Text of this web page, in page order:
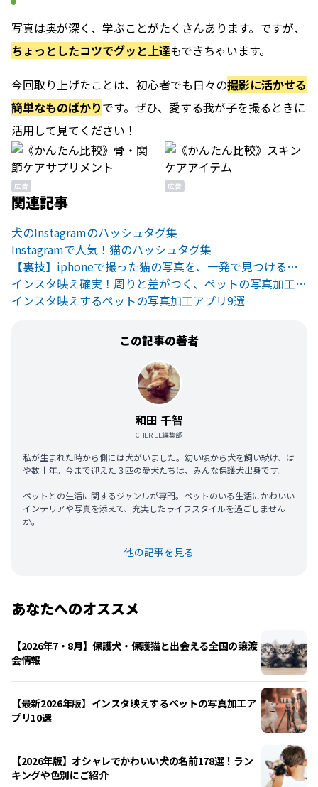
写真は奥が深く、学ぶことがたくさんあります。ですが、
ちょっとしたコツでグッと上達もできちゃいます。
今回取り上げたことは、初心者でも日々の撮影に活かせる
簡単なものばかりです。ぜひ、愛する我が子を撮るときに
活用して見てください！
広告 広告
関連記事
犬のInstagramのハッシュタグ集
Instagramで人気！猫のハッシュタグ集
【裏技】iphoneで撮った猫の写真を、一発で見つける方法！
インスタ映え確実！周りと差がつく、ペットの写真加工方法
インスタ映えするペットの写真加工アプリ9選
この記事の著者
和田 千智
CHERIEE編集部
私が生まれた時から側には犬がいました。幼い頃から犬を飼い続け、は
や数十年。今まで迎えた３匹の愛犬たちは、みんな保護犬出身です。
ペットとの生活に関するジャンルが専門。ペットのいる生活にかわいい
インテリアや写真を添えて、充実したライフスタイルを過ごしません
か。
他の記事を見る
あなたへのオススメ
【2026年7・8月】保護犬・保護猫と出会える全国の譲渡
会情報
【最新2026年版】インスタ映えするペットの写真加工ア
プリ10選
【2026年版】オシャレでかわいい犬の名前178選！ラン
キングや色別にご紹介